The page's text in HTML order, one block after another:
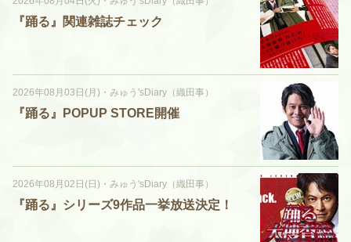
『踊る』関連雑誌チェック
2026年08月03日(月) ・ みゅう'sDiary（織田事）
『踊る』POPUP STORE開催
2026年08月02日(日) ・ みゅう'sDiary（織田事）
『踊る』シリーズ9作品一挙放送決定！